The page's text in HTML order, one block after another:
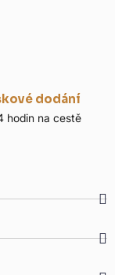
dodání
hodin na cestě